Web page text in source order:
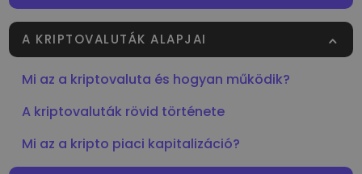
A KRIPTOVALUTÁK ALAPJAI
Mi az a kriptovaluta és hogyan működik?
A kriptovaluták rövid története
Mi az a kripto piaci kapitalizáció?